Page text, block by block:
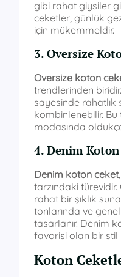
gibi rahat giysiler
ceketler, günlük
için mükemmeldir.
3. Oversize
Oversize koton
trendlerinden
sayesinde rahatlık
kombinlenebilir.
modasında
4. Denim
Denim koton ceket
tarzındaki türevidir.
rahat bir şıklık
tonlarında ve
tasarlanır. Denim
favorisi olan bir stil
Koton